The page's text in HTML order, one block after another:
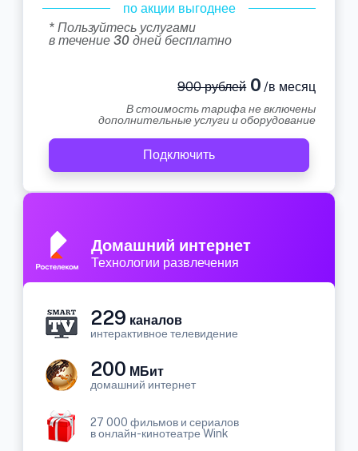
по акции выгоднее
* Пользуйтесь услугами
в течение 30 дней бесплатно
900 рублей0 /в месяц
В стоимость тарифа не включены
дополнительные услуги и оборудование
Подключить
Домашний интернет
Технологии развлечения
229 каналов
интерактивное телевидение
200 МБит
домашний интернет
27 000 фильмов и сериалов
в онлайн-кинотеатре Wink